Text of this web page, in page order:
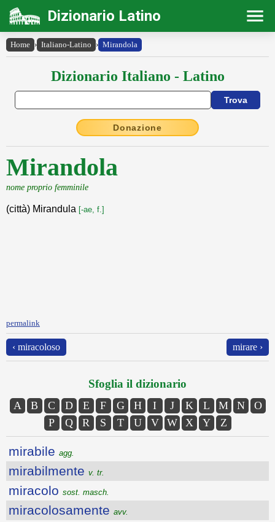
Dizionario Latino
Home › Italiano-Latino › Mirandola
Dizionario Italiano - Latino
Donazione
Mirandola
nome proprio femminile
(città) Mirandula [-ae, f.]
permalink
‹ miracoloso mirare ›
Sfoglia il dizionario
A B C D E F G H I J K L M N
O
P
Q R S T U V W X Y Z
mirabile agg.
mirabilmente v. tr.
miracolo sost. masch.
miracolosamente avv.